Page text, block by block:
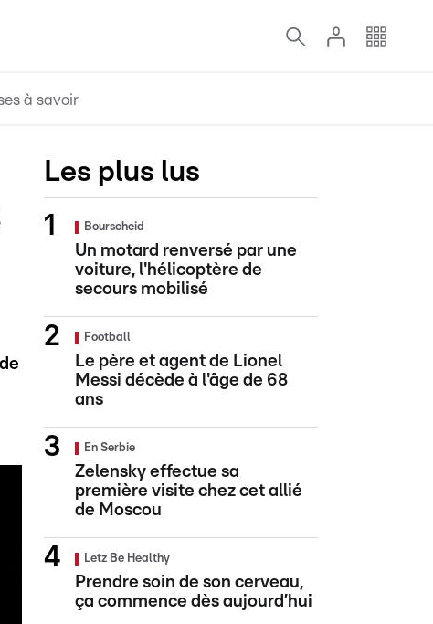
à savoir
Les plus lus
Bourscheid
Un motard renversé par une
voiture, l'hélicoptère de
secours mobilisé
Football
Le père et agent de Lionel
Messi décède à l'âge de 68
ans
En Serbie
Zelensky effectue sa
première visite chez cet allié
de Moscou
Letz Be Healthy
Prendre soin de son cerveau,
ça commence dès aujourd’hui